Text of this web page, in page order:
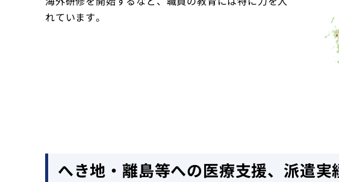
れています。
へき地・離島等への医療支援、派遣実